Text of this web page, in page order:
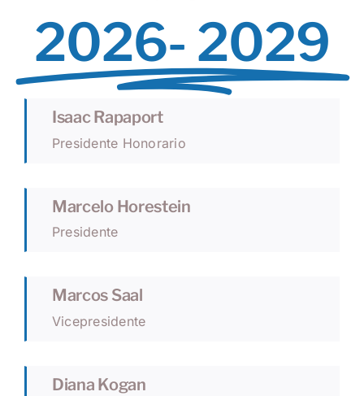
2026- 2029
Isaac Rapaport
Presidente Honorario
Marcelo Horestein
Presidente
Marcos Saal
Vicepresidente
Diana Kogan